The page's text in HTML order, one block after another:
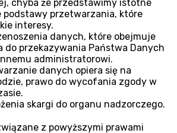
chyba że przedstawimy istotne
podstawy przetwarzania, które
interesy.
danych, które obejmuje
do przekazywania Państwa Danych
administratorowi.
danych opiera się na
prawo do wycofania zgody w
skargi do organu nadzorczego.
z powyższymi prawami